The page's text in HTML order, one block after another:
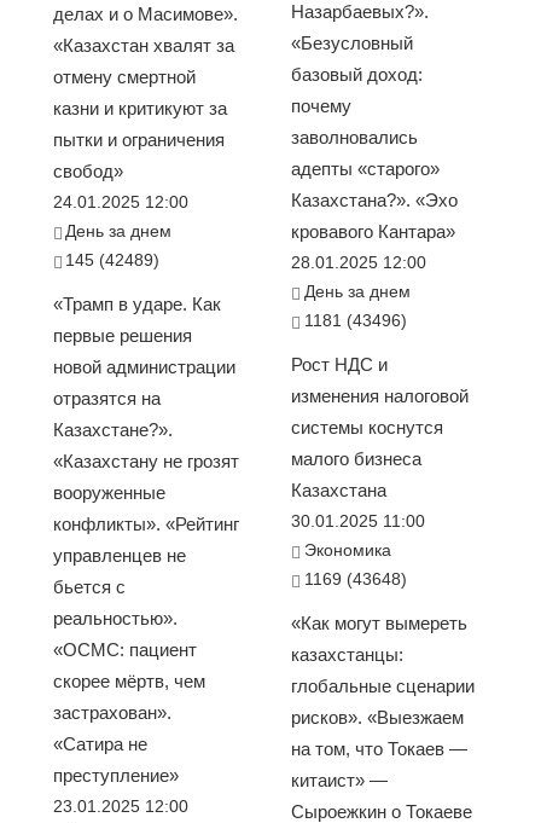
делах и о Масимове».
«Казахстан хвалят за
отмену смертной
казни и критикуют за
пытки и ограничения
свобод»
24.01.2025 12:00
День за днем
145 (42489)
«Трамп в ударе. Как
первые решения
новой администрации
отразятся на
Казахстане?».
«Казахстану не грозят
вооруженные
конфликты». «Рейтинг
управленцев не
бьется с
реальностью».
«ОСМС: пациент
скорее мёртв, чем
застрахован».
«Сатира не
преступление»
23.01.2025 12:00
Назарбаевых?».
«Безусловный
базовый доход:
почему
заволновались
адепты «старого»
Казахстана?». «Эхо
кровавого Кантара»
28.01.2025 12:00
День за днем
1181 (43496)
Рост НДС и
изменения налоговой
системы коснутся
малого бизнеса
Казахстана
30.01.2025 11:00
Экономика
1169 (43648)
«Как могут вымереть
казахстанцы:
глобальные сценарии
рисков». «Выезжаем
на том, что Токаев —
китаист» —
Сыроежкин о Токаеве